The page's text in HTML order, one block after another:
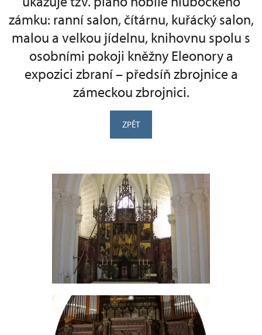
zámku: ranní salon, čítárnu, kuřácký salon,
malou a velkou jídelnu, knihovnu spolu s
osobními pokoji kněžny Eleonory a
expozici zbraní – předsíň zbrojnice a
zámeckou zbrojnici.
ZPĚT